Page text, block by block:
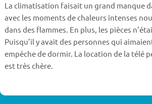
La climatisation faisait un grand manque
avec les moments de chaleurs intenses
dans des flammes. En plus, les pièces
Puisqu’il y avait des personnes qui
empêche de dormir. La location de la télé
est très chère.